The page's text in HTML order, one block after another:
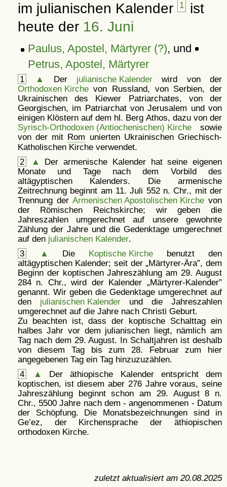
im julianischen Kalender 1 ist
heute der 16. Juni
Paulus, Apostel, Märtyrer (?), und
Petrus, Apostel, Märtyrer
1 ▲ Der julianische Kalenderwird von der
Orthodoxen Kirchevon Russland, von Serbien, der
Ukrainischen des Kiewer Patriarchates, von der
Georgischen, im Patriarchat von Jerusalem und von
einigen Klöstern auf dem hl. Berg Athos, dazu von der
Syrisch-Orthodoxen (Antiochenischen) Kirchesowie
von der mit Rom unierten Ukrainischen Griechisch-
Katholischen Kirche verwendet.
2
▲
Der armenische Kalender hat seine eigenen
Monate und Tage nach dem Vorbild des
altägyptischen Kalenders. Die armenische
Zeitrechnung beginnt am 11. Juli 552 n. Chr., mit der
Trennung derArmenischen Apostolischen Kirche von
der Römischen Reichskirche; wir geben die
Jahreszahlen umgerechnet auf unsere gewohnte
Zählung der Jahre und die Gedenktage umgerechnet
auf den julianischen Kalender.
3
▲ Die Koptische Kirchebenutzt den
altägyptischen Kalender; seit der Märtyrer-Ära , dem
Beginn der koptischen Jahreszählung am 29. August
284 n. Chr., wird der Kalender
Märtyrer-Kalender
genannt. Wir geben die Gedenktage umgerechnet auf
den julianischen Kalenderund die Jahreszahlen
umgerechnet auf die Jahre nach Christi Geburt.
Zu beachten ist, dass der koptische Schalttag ein
halbes Jahr vor dem julianischen liegt, nämlich am
Tag nach dem 29. August. In Schaltjahren ist deshalb
von diesem Tag bis zum 28. Februar zum hier
angegebenen Tag ein Tag hinzuzuzählen.
4
▲
Der äthiopische Kalender entspricht dem
koptischen, ist diesem aber 276 Jahre voraus, seine
Jahreszählung beginnt schon am 29. August 8 n.
Chr., 5500 Jahre nach dem - angenommenen - Datum
der Schöpfung. Die Monatsbezeichnungen sind in
Ge’ez, der Kirchensprache der äthiopischen
orthodoxen Kirche.
zuletzt aktualisiert am 20.08.2025